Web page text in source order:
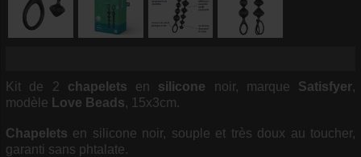
Kit de 2 chapelets en silicone noir, marque Satisfyer,
modèle Love Beads, 15x3cm.
Chapelets en silicone noir, souple et très doux au toucher,
garanti sans phtalate.